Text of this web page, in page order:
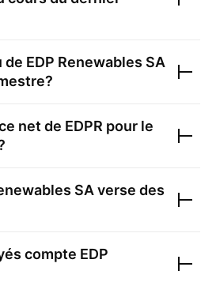
de EDP Renewables SA
net de EDPR pour le
SA verse des
compte EDP